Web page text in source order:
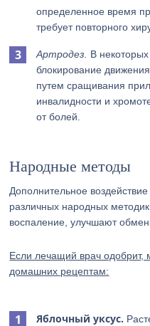
определенное время
требует повторного
Артродез.
В
блокирование
путем сращивания
инвалидности и
от болей.
Народные методы
Дополнительное
различных народных
воспаление, улучшают
Если лечащий врач одобрит,
домашних рецептам:
Яблочный уксус.